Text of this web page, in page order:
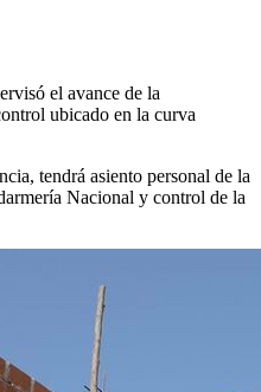
el avance de la
ubicado en la curva
tendrá asiento personal de la
Nacional y control de la